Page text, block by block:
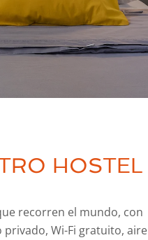
HOSTEL
recorren el mundo, con
Wi-Fi gratuito, aire